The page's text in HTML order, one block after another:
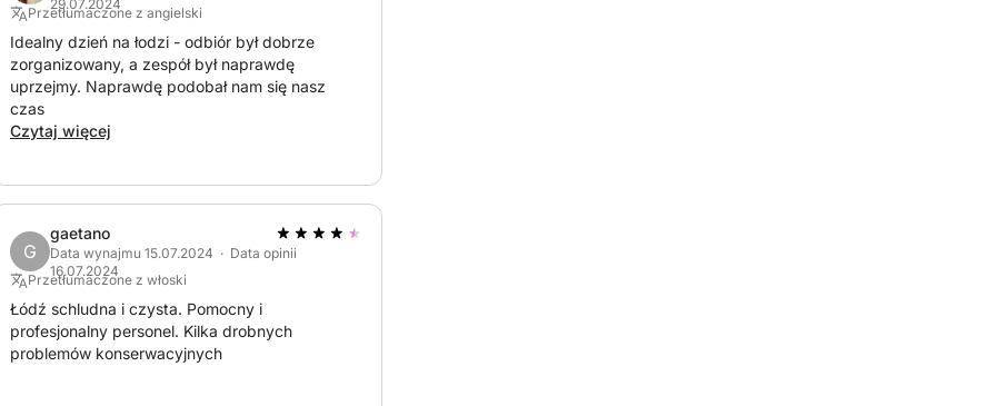
km)
mocy 360 KM
29.07.2024
Przetłumaczone z angielski
Idealny dzień na łodzi - odbiór był dobrze
zorganizowany, a zespół był naprawdę
uprzejmy. Naprawdę podobał nam się nasz
czas
Czytaj więcej
G
gaetano
Data wynajmu 15.07.2024 · Data opinii
16.07.2024
Przetłumaczone z włoski
Łódź schludna i czysta. Pomocny i
profesjonalny personel. Kilka drobnych
problemów konserwacyjnych